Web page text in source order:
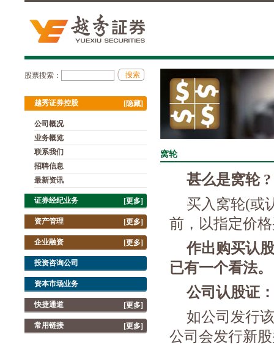
股票搜索：
[隐藏]
越秀证券控股
公司概况
业务概览
联系我们
招聘信息
最新资讯
[更多]
证券经纪业务
[更多]
资产管理
[更多]
企业融资
投资咨询公司
资本市场业务
[更多]
快捷通道
[更多]
常用链接
窝轮
甚么是窝轮?
买入窝轮(或
前，以指定价
作出购买认
已有一个看法。
公司认股证：
如公司发行
公司会发行新